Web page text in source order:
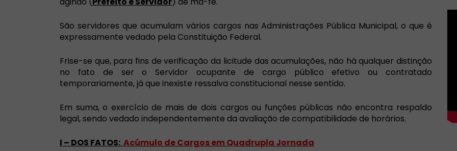
São servidores que acumulam vários cargos nas Administrações Pública Municipal, o que é
expressamente vedado pela Constituição Federal.
Frise-se que, para fins de verificação da licitude das acumulações, não há qualquer distinção
no fato de ser o Servidor ocupante de cargo público efetivo ou contratado
temporariamente, já que inexiste ressalva constitucional nesse sentido.
Em suma, o exercício de mais de dois cargos ou funções públicas não encontra respaldo
legal, sendo vedado independentemente da avaliação de compatibilidade de horários.
I – DOS FATOS: Acúmulo de Cargos em Quadrupla Jornada